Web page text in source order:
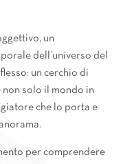
un
dell’universo del
un cerchio di
non solo il mondo in
che lo porta e
per comprendere